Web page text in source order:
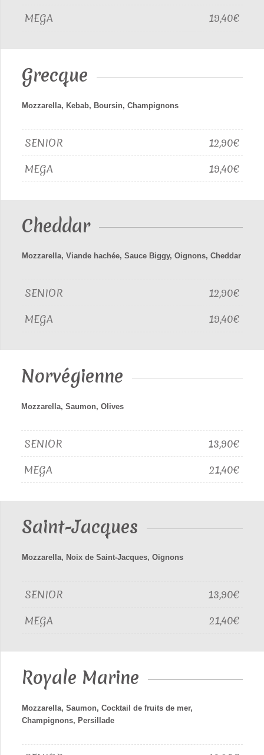
MEGA
19,40€
Grecque
Mozzarella, Kebab, Boursin, Champignons
SENIOR
12,90€
MEGA
19,40€
Cheddar
Mozzarella, Viande hachée, Sauce Biggy, Oignons, Cheddar
SENIOR
12,90€
MEGA
19,40€
Norvégienne
Mozzarella, Saumon, Olives
SENIOR
13,90€
MEGA
21,40€
Saint-Jacques
Mozzarella, Noix de Saint-Jacques, Oignons
SENIOR
13,90€
MEGA
21,40€
Royale Marine
Mozzarella, Saumon, Cocktail de fruits de mer,
Champignons, Persillade